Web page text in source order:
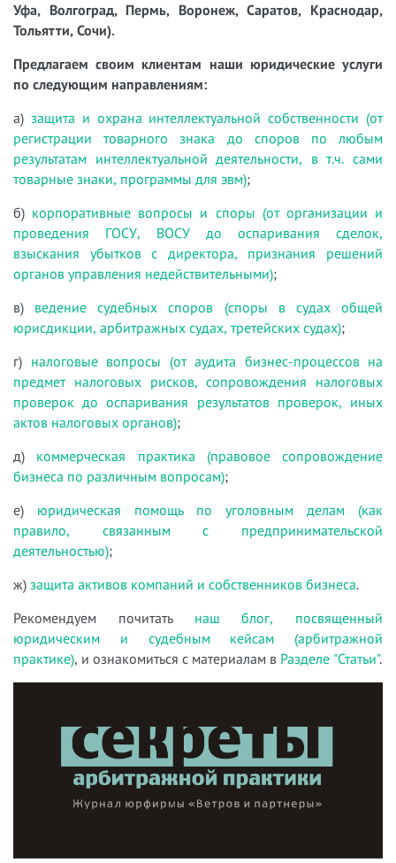
Уфа, Волгоград, Пермь, Воронеж, Саратов, Краснодар,
Тольятти, Сочи).
Предлагаем своим клиентам наши юридические услуги
по следующим направлениям:
а) защита и охрана интеллектуальной собственности (от
регистрации товарного знака до споров по любым
результатам интеллектуальной деятельности, в т.ч. сами
товарные знаки, программы для эвм);
б) корпоративные вопросы и споры (от организации и
проведения ГОСУ, ВОСУ до оспаривания сделок,
взыскания убытков с директора, признания решений
органов управления недействительными);
в) ведение судебных споров (споры в судах общей
юрисдикции, арбитражных судах, третейских судах);
г) налоговые вопросы (от аудита бизнес-процессов на
предмет налоговых рисков, сопровождения налоговых
проверок до оспаривания результатов проверок, иных
актов налоговых органов);
д) коммерческая практика (правовое сопровождение
бизнеса по различным вопросам);
е) юридическая помощь по уголовным делам (как
правило, связанным с предпринимательской
деятельностью);
ж) защита активов компаний и собственников бизнеса.
Рекомендуем почитать наш блог, посвященный
юридическим и судебным кейсам (арбитражной
практике), и ознакомиться с материалам в Разделе "Статьи".